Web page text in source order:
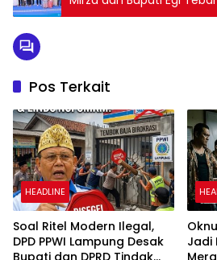
Masjid dan Anak Yatim
Pos Terkait
HEADLINE
Soal Ritel Modern Ilegal,
DPD PPWI Lampung Desak
Bupati dan DPRD Tindak
Jadi